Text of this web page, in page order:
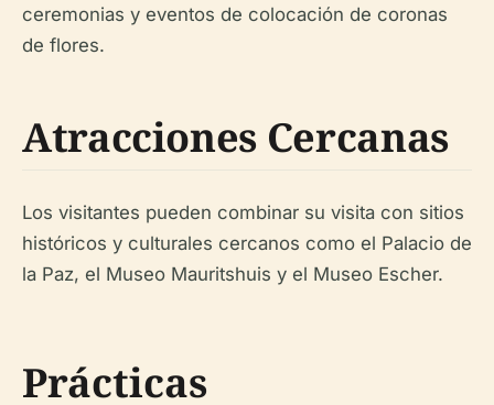
ceremonias y eventos de colocación de coronas
de flores.
Atracciones Cercanas
Los visitantes pueden combinar su visita con sitios
históricos y culturales cercanos como el Palacio de
la Paz, el Museo Mauritshuis y el Museo Escher.
Prácticas